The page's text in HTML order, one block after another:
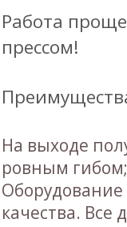
Работа
прессом!
На выходе
ровным гибом;
Оборудование
качества.